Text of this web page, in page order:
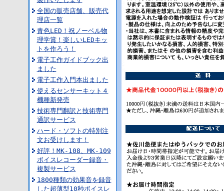
全国の販売店舗、販売代
理店一覧
青色LED！祝ノーベル物
理学賞！楽しいLEDキッ
トを作ろう！
電子工作ガイドブック出
ました
電子工作入門本出ました
使えるセンサーキット４
機種新発売
技術専門翻訳と技術専門
通訳サービス
ハード・ソフトの特別注
文お受けします！
好評！MK-108、MK-109
ボイスレコーダー録音・
複製サービス
1800種類の効果音を録音
した超薄型10秒ボイスレ